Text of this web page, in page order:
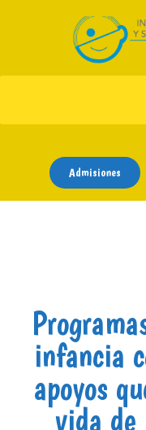
Admisiones
infancia
apoyos
vida de